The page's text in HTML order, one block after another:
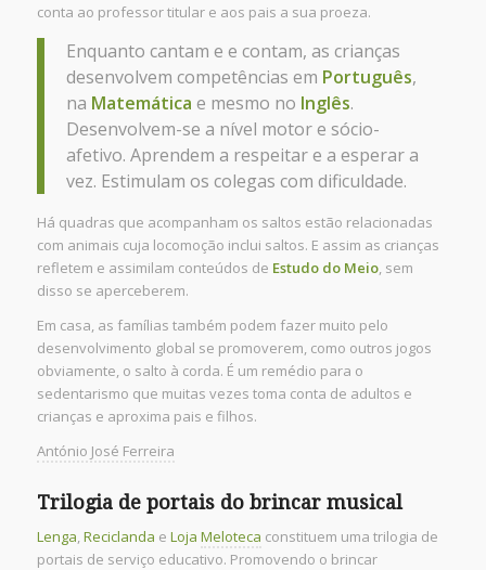
conta ao professor titular e aos pais a sua proeza.
Enquanto cantam e e contam, as crianças
desenvolvem competências em Português,
na Matemática e mesmo no Inglês.
Desenvolvem-se a nível motor e sócio-
afetivo. Aprendem a respeitar e a esperar a
vez. Estimulam os colegas com dificuldade.
Há quadras que acompanham os saltos estão relacionadas
com animais cuja locomoção inclui saltos. E assim as crianças
refletem e assimilam conteúdos de Estudo do Meio, sem
disso se aperceberem.
Em casa, as famílias também podem fazer muito pelo
desenvolvimento global se promoverem, como outros jogos
obviamente, o salto à corda. É um remédio para o
sedentarismo que muitas vezes toma conta de adultos e
crianças e aproxima pais e filhos.
António José Ferreira
Trilogia de portais do brincar musical
Lenga Reciclanda e Loja Meloteca constituem uma trilogia de
portais de serviço educativo. Promovendo o brincar